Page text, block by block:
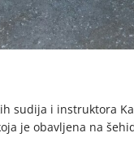
sudija i instruktora
je obavljena na